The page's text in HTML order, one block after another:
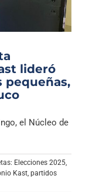
lideró
pequeñas,
el Núcleo de
Elecciones 2025,
Kast, partidos